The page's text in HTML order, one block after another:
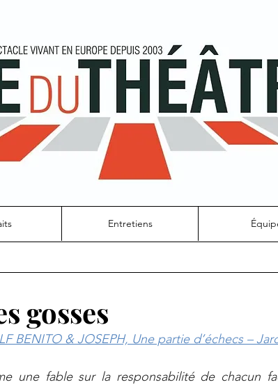
Entretiens
gosses
BENITO & JOSEPH, Une partie d’échecs –
une fable sur la responsabilité de chacun